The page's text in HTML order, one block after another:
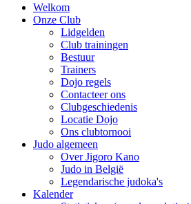
Welkom
Onze Club
Lidgelden
Club trainingen
Bestuur
Trainers
Dojo regels
Contacteer ons
Clubgeschiedenis
Locatie Dojo
Ons clubtornooi
Judo algemeen
Over Jigoro Kano
Judo in België
Legendarische judoka's
Kalender